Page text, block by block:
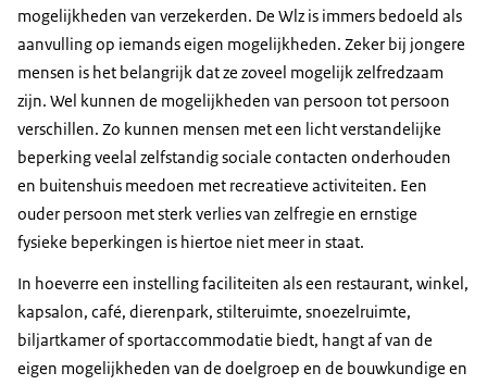
mogelijkheden van verzekerden. De Wlz is immers bedoeld als
aanvulling op iemands eigen mogelijkheden. Zeker bij jongere
mensen is het belangrijk dat ze zoveel mogelijk zelfredzaam
zijn. Wel kunnen de mogelijkheden van persoon tot persoon
verschillen. Zo kunnen mensen met een licht verstandelijke
beperking veelal zelfstandig sociale contacten onderhouden
en buitenshuis meedoen met recreatieve activiteiten. Een
ouder persoon met sterk verlies van zelfregie en ernstige
fysieke beperkingen is hiertoe niet meer in staat.
In hoeverre een instelling faciliteiten als een restaurant, winkel,
kapsalon, café, dierenpark, stilteruimte, snoezelruimte,
biljartkamer of sportaccommodatie biedt, hangt af van de
eigen mogelijkheden van de doelgroep en de bouwkundige en